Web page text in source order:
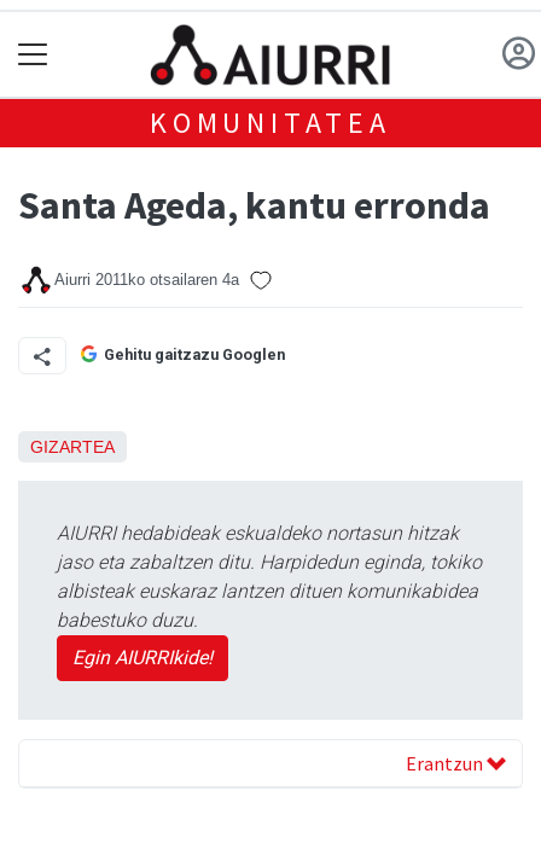
KOMUNITATEA
Santa Ageda, kantu erronda
Aiurri 2011ko otsailaren 4a
Gehitu gaitzazu Googlen
GIZARTEA
AIURRI hedabideak eskualdeko nortasun hitzak
jaso eta zabaltzen ditu. Harpidedun eginda, tokiko
albisteak euskaraz lantzen dituen komunikabidea
babestuko duzu.
Egin AIURRIkide!
Erantzun